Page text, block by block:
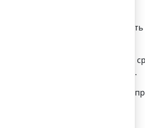
то целенаправленно
рекламу по этой тематике.
ваше поведение в своей
то, что вас заинтересовало.
если вы последние указали,